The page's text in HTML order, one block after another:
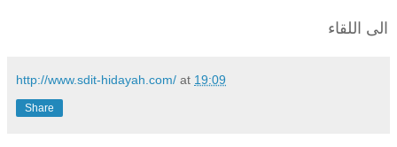
الى اللقاء
http://www.sdit-hidayah.com/ at 19:09
Share